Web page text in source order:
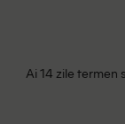
Ai 14 zile